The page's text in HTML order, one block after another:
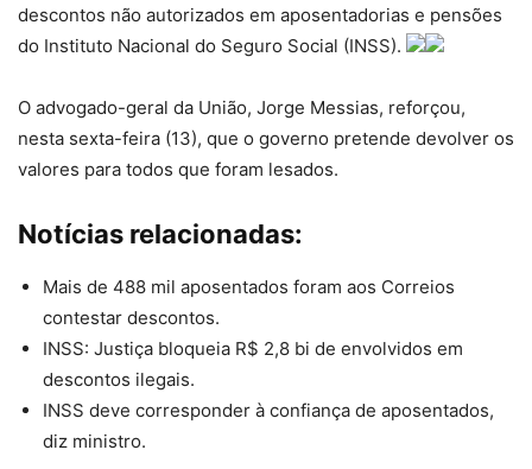
descontos não autorizados em aposentadorias e pensões
do Instituto Nacional do Seguro Social (INSS).
O advogado-geral da União, Jorge Messias, reforçou,
nesta sexta-feira (13), que o governo pretende devolver os
valores para todos que foram lesados.
Notícias relacionadas:
Mais de 488 mil aposentados foram aos Correios
contestar descontos.
INSS: Justiça bloqueia R$ 2,8 bi de envolvidos em
descontos ilegais.
INSS deve corresponder à confiança de aposentados,
diz ministro.